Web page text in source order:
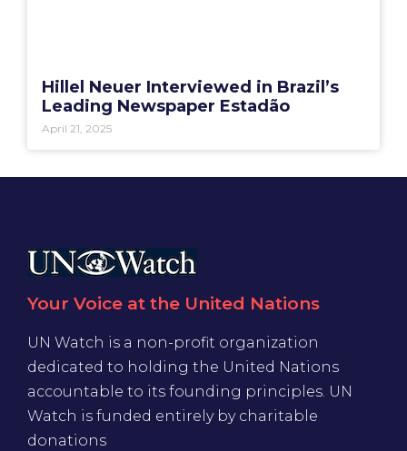
Hillel Neuer Interviewed in Brazil’s
Leading Newspaper Estadão
April 21, 2025
Your Voice at the United Nations
UN Watch is a non-profit organization
dedicated to holding the United Nations
accountable to its founding principles. UN
Watch is funded entirely by charitable
donations